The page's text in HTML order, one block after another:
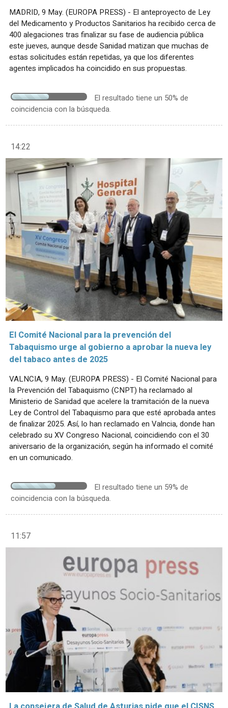
MADRID, 9 May. (EUROPA PRESS) - El anteproyecto de Ley
del Medicamento y Productos Sanitarios ha recibido cerca de
400 alegaciones tras finalizar su fase de audiencia pública
este jueves, aunque desde Sanidad matizan que muchas de
estas solicitudes están repetidas, ya que los diferentes
agentes implicados ha coincidido en sus propuestas.
El resultado tiene un 50% de
coincidencia con la búsqueda.
14:22
El Comité Nacional para la prevención del
Tabaquismo urge al gobierno a aprobar la nueva ley
del tabaco antes de 2025
VALNCIA, 9 May. (EUROPA PRESS) - El Comité Nacional para
la Prevención del Tabaquismo (CNPT) ha reclamado al
Ministerio de Sanidad que acelere la tramitación de la nueva
Ley de Control del Tabaquismo para que esté aprobada antes
de finalizar 2025. Así, lo han reclamado en Valncia, donde han
celebrado su XV Congreso Nacional, coincidiendo con el 30
aniversario de la organización, según ha informado el comité
en un comunicado.
El resultado tiene un 59% de
coincidencia con la búsqueda.
11:57